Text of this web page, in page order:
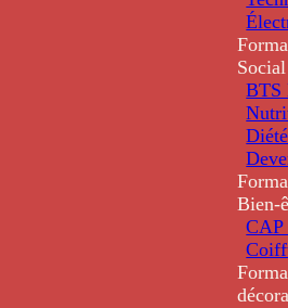
Social
BTS
Bien-
CAP